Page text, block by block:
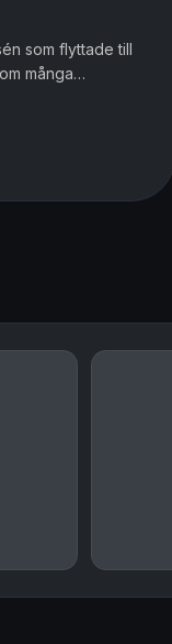
som flyttade till
många